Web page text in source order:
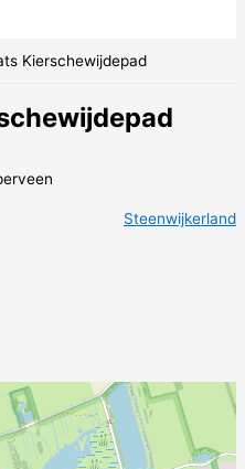
Kierschewijdepad
Steenwijkerland